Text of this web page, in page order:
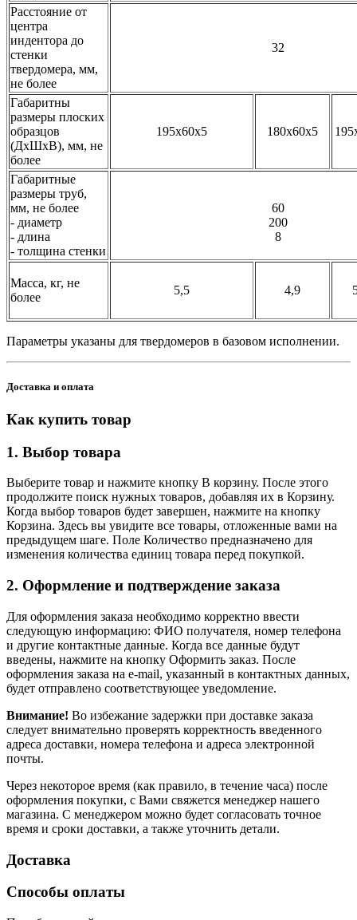
Расстояние от
центра
индентора до
стенки
твердомера, мм,
не более
32
Габаритны
размеры плоских
образцов
(ДхШхВ), мм, не
более
195х60х5 180х60х5
Габаритные
размеры труб,
мм, не более
- диаметр
- длина
- толщина стенки
60
200
8
Масса, кг, не
более
5,5 4,9
Параметры указаны для твердомеров в базовом исполнении.
Доставка и оплата
Как купить товар
1. Выбор товара
Выберите товар и нажмите кнопку В корзину. После этого
продолжите поиск нужных товаров, добавляя их в Корзину.
Когда выбор товаров будет завершен, нажмите на кнопку
Корзина. Здесь вы увидите все товары, отложенные вами на
предыдущем шаге. Поле Количество предназначено для
изменения количества единиц товара перед покупкой.
2. Оформление и подтверждение заказа
Для оформления заказа необходимо корректно ввести
следующую информацию: ФИО получателя, номер телефона
и другие контактные данные. Когда все данные будут
введены, нажмите на кнопку Оформить заказ. После
оформления заказа на e-mail, указанный в контактных данных,
будет отправлено соответствующее уведомление.
Внимание! Во избежание задержки при доставке заказа
следует внимательно проверять корректность введенного
адреса доставки, номера телефона и адреса электронной
почты.
Через некоторое время (как правило, в течение часа) после
оформления покупки, с Вами свяжется менеджер нашего
магазина. С менеджером можно будет согласовать точное
время и сроки доставки, а также уточнить детали.
Доставка
Способы оплаты